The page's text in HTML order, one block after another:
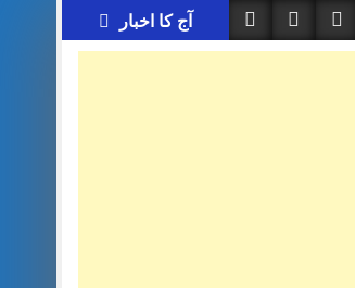
آج کا اخبار